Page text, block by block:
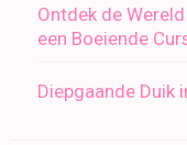
Ontdek de
een Boeiende
Diepgaande Duik